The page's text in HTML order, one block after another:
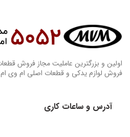
اولین و بزرگترین عاملیت مجاز فروش
فروش لوازم یدکی و قطعات اصلی ام وی ام MVM و چری Chery
آدرس و ساعات کاری